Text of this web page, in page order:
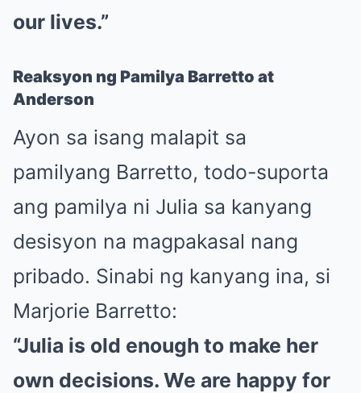
our lives.”
Reaksyon ng Pamilya Barretto at
Anderson
Ayon sa isang malapit sa
pamilyang Barretto, todo-suporta
ang pamilya ni Julia sa kanyang
desisyon na magpakasal nang
pribado. Sinabi ng kanyang ina, si
Marjorie Barretto:
“Julia is old enough to make her
own decisions. We are happy for